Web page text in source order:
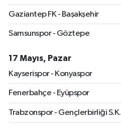
Gaziantep FK - Başakşehir
Samsunspor - Göztepe
17 Mayıs, Pazar
Kayserispor - Konyaspor
Fenerbahçe - Eyüpspor
Trabzonspor - Gençlerbirliği S.K.